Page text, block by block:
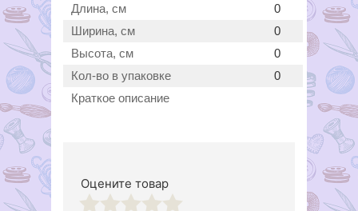
Длина, см
0
Ширина, см
0
Высота, см
0
Кол-во в упаковке
0
Краткое описание
Оцените товар